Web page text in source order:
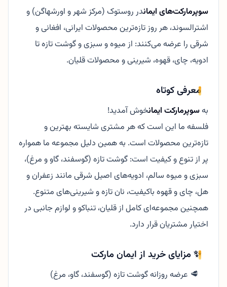
سوپرمارکت‌های ایماندر روستوک (مرکز شهر و اورشهاگن) و
اشترالسوند، هر روز تازه‌ترین محصولات ایرانی، افغانی و
شرقی را عرضه می‌کنند: از میوه و سبزی و گوشت تازه تا
ادویه، چای، قهوه، شیرینی و محصولات قلیان.
معرفی کوتاه
بهسوپرمارکت ایمانخوش آمدید!
فلسفه ما این است که هر مشتری شایسته بهترین و
تازه‌ترین محصولات است. به همین دلیل مجموعه ما همواره
پر از تنوع و کیفیت است: گوشت تازه (گوسفند، گاو و مرغ)،
سبزی و میوه سالم، ادویه‌های اصیل شرقی مانند زعفران و
هل، چای و قهوه باکیفیت، نان تازه و شیرینی‌های متنوع.
همچنین مجموعه‌ای کامل از قلیان، تنباکو و لوازم جانبی در
اختیار مشتریان قرار دارد.
✨ مزایای خرید از ایمان مارکت
🥩 عرضه روزانه گوشت تازه (گوسفند، گاو، مرغ)